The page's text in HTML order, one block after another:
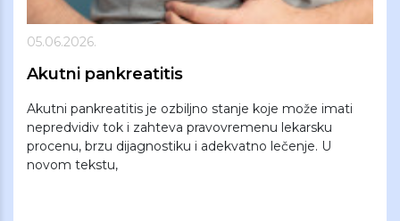
05.06.2026.
Akutni pankreatitis
Akutni pankreatitis je ozbiljno stanje koje može imati
nepredvidiv tok i zahteva pravovremenu lekarsku
procenu, brzu dijagnostiku i adekvatno lečenje. U
novom tekstu,